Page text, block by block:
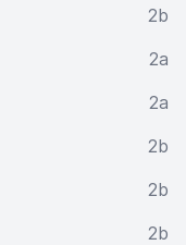
2b
2a
2a
2b
2b
2b